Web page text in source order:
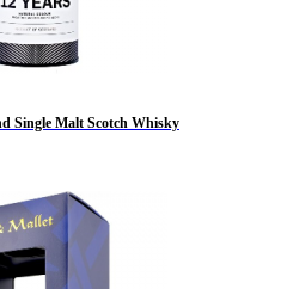
Single Malt Scotch Whisky